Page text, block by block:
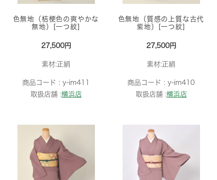
色無地（桔梗色の爽やかな
無地）[一つ紋]
27,500円
素材:正絹
商品コード : y-im411
取扱店舗 :横浜店
色無地（質感の上質な古代
紫地）[一つ紋]
27,500円
素材:正絹
商品コード : y-im410
取扱店舗 :横浜店